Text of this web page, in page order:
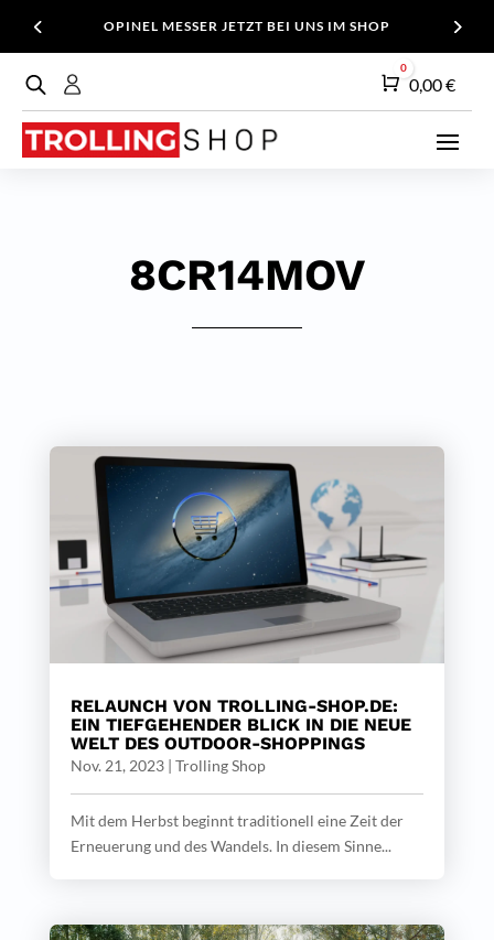
OPINEL MESSER JETZT BEI UNS IM SHOP
Warenkorb
0
0,00€
8CR14MOV
RELAUNCH VON TROLLING-SHOP.DE:
EIN TIEFGEHENDER BLICK IN DIE NEUE
WELT DES OUTDOOR-SHOPPINGS
Nov. 21, 2023| Trolling Shop
Mit dem Herbst beginnt traditionell eine Zeit der
Erneuerung und des Wandels. In diesem Sinne...